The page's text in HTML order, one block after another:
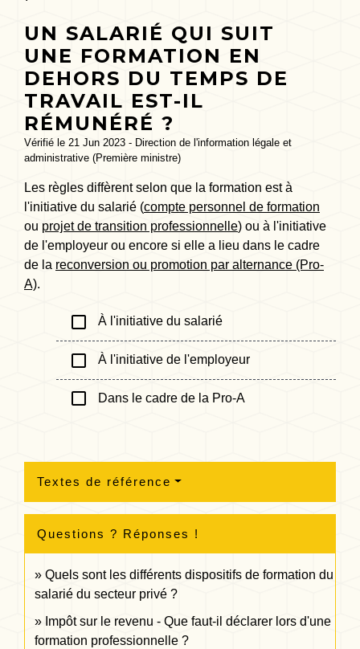
UN SALARIÉ QUI SUIT
UNE FORMATION EN
DEHORS DU TEMPS DE
TRAVAIL EST-IL
RÉMUNÉRÉ ?
Vérifié le 21 Jun 2023 - Direction de l'information légale et
administrative (Première ministre)
Les règles diffèrent selon que la formation est à
l'initiative du salarié (compte personnel de formation
ou projet de transition professionnelle) ou à l'initiative
de l'employeur ou encore si elle a lieu dans le cadre
de la reconversion ou promotion par alternance (Pro-
A).
check_box_outline_blank À l'initiative du salarié
check_box_outline_blank À l'initiative de l'employeur
check_box_outline_blank Dans le cadre de la Pro-A
Textes de référence
Questions ? Réponses !
Quels sont les différents dispositifs de formation du
salarié du secteur privé ?
Impôt sur le revenu - Que faut-il déclarer lors d'une
formation professionnelle ?